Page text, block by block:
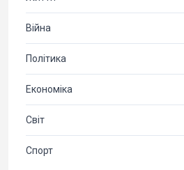
Війна
Політика
Економіка
Світ
Спорт